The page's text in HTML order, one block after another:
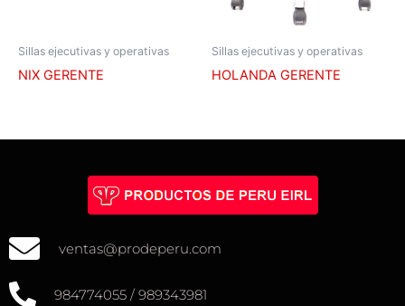
Sillas ejecutivas y operativas
NIX GERENTE
Sillas ejecutivas y operativas
HOLANDA GERENTE
ventas@prodeperu.com
984774055 / 989343981